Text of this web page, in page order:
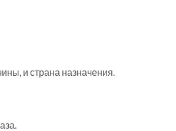
и страна назначения.